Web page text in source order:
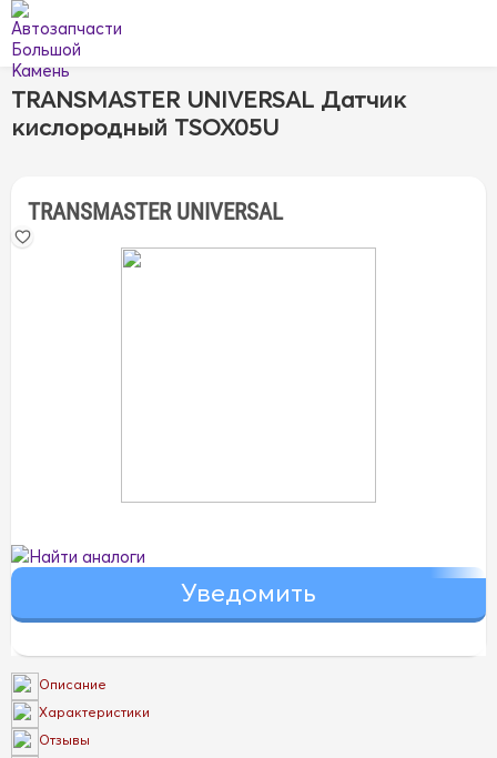
TRANSMASTER UNIVERSAL Датчик
кислородный TSOX05U
TRANSMASTER UNIVERSAL
Найти аналоги
Описание
Характеристики
Отзывы